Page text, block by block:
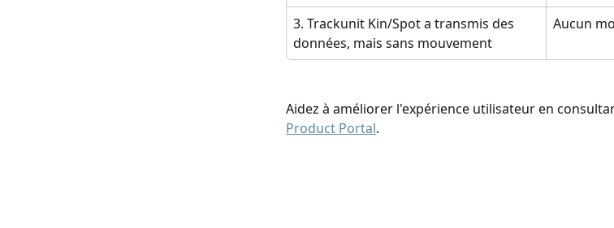
3. Trackunit Kin/Spot a transmis des
données, mais sans mouvement
Aucun
Aidez à améliorer l'expérience utilisateur en
Product Portal.